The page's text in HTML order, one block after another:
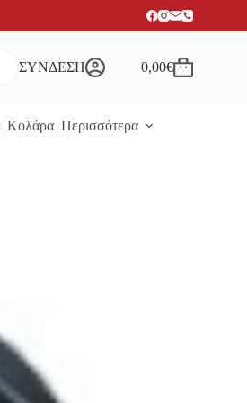
ΣΥΝΔΕΣΗ
Καλάθι
0,00€
Κολάρα Περισσότερα